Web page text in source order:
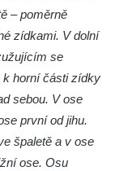
– poměrně
zídkami. V dolní
se
k horní části zídky
sebou. V ose
první od jihu.
špaletě a v ose
ose. Osu